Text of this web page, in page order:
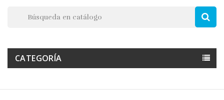
CATEGORÍA